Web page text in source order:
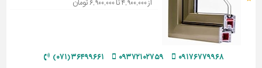
و
حفاظ
دیوارپوش،
و
از ۴,۹۰۰,۰۰۰ تا ۶,۹۰۰,۰۰۰ تومان
۰۹۱۷۶۷۷۹۹۶۸ ۰۹۳۷۲۱۰۲۷۵۹ ۳۶۴۹۹۶۶۱ (۰۷۱)